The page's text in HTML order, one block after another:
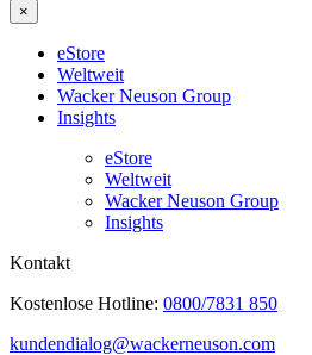
×
eStore
Weltweit
Wacker Neuson Group
Insights
eStore
Weltweit
Wacker Neuson Group
Insights
Kontakt
Kostenlose Hotline: 0800/7831 850
kundendialog@wackerneuson.com